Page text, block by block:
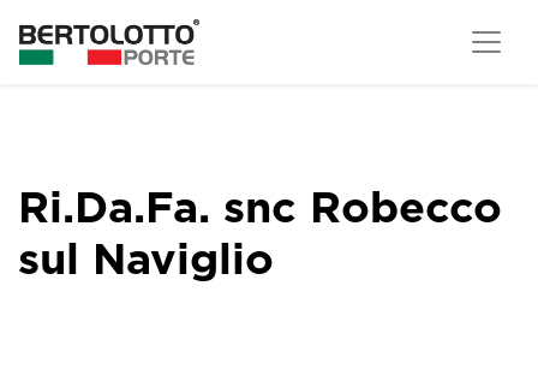
Ri.Da.Fa. snc Robecco
sul Naviglio